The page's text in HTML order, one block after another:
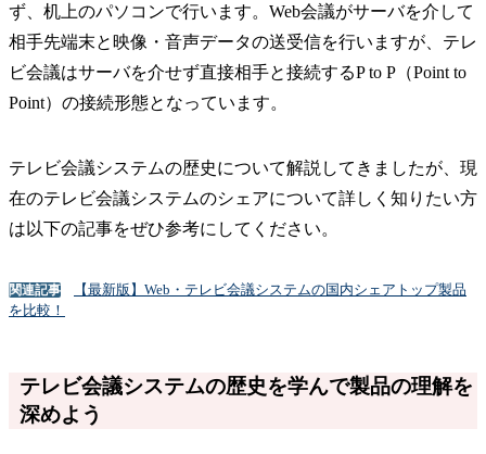
ず、机上のパソコンで行います。Web会議がサーバを介して
相手先端末と映像・音声データの送受信を行いますが、テレ
ビ会議はサーバを介せず直接相手と接続するP to P（Point to
Point）の接続形態となっています。
テレビ会議システムの歴史について解説してきましたが、現
在のテレビ会議システムのシェアについて詳しく知りたい方
は以下の記事をぜひ参考にしてください。
関連記事
【最新版】Web・テレビ会議システムの国内シェアトップ製品
を比較！
テレビ会議システムの歴史を学んで製品の理解を
深めよう